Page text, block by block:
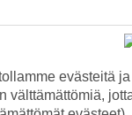
evästeitä
välttämättömiä,